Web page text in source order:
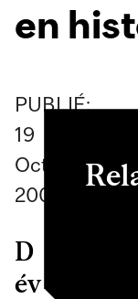
en
PUBLIÉ:
19
October
2009
D
év